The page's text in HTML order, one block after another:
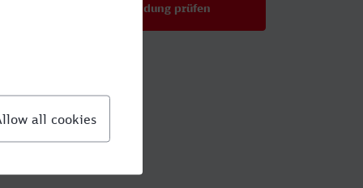
Verbindung prüfen